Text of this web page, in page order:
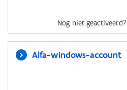
Nog niet geactiveerd?
Alfa-windows-account